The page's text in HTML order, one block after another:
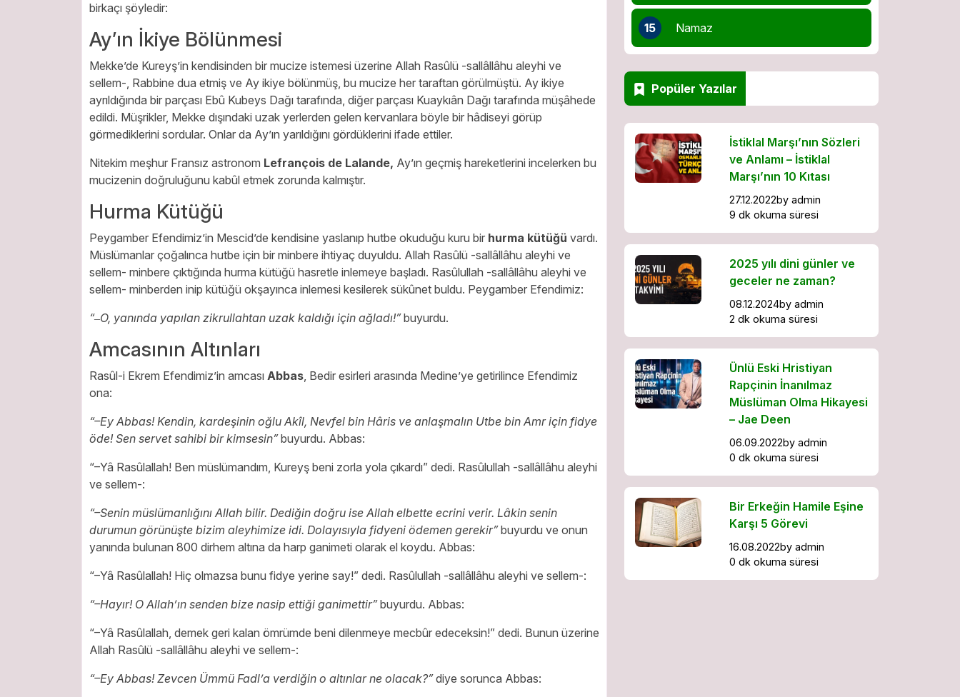
birkaçı şöyledir:
Ay’ın İkiye Bölünmesi
Mekke’de Kureyş’in kendisinden bir mucize istemesi üzerine Allah Rasûlü -sallâllâhu aleyhi ve
sellem-, Rabbine dua etmiş ve Ay ikiye bölünmüş, bu mucize her taraftan görülmüştü. Ay ikiye
ayrıldığında bir parçası Ebû Kubeys Dağı tarafında, diğer parçası Kuaykıân Dağı tarafında müşâhede
edildi. Müşrikler, Mekke dışındaki uzak yerlerden gelen kervanlara böyle bir hâdiseyi görüp
görmediklerini sordular. Onlar da Ay’ın yarıldığını gördüklerini ifade ettiler.
Nitekim meşhur Fransız astronom Lefrançois de Lalande, Ay’ın geçmiş hareketlerini ince­lerken bu
mucizenin doğruluğunu kabûl etmek zorunda kalmıştır.
Hurma Kütüğü
Peygamber Efendimiz’in Mescid’de kendisine yaslanıp hutbe okuduğu kuru bir hurma kütüğü vardı.
Müslümanlar çoğalınca hutbe için bir minbere ihtiyaç duyuldu. Allah Rasûlü -sallâllâhu aleyhi ve
sellem- minbere çıktığında hurma kütüğü hasretle inlemeye başladı. Rasûlullah -sallâllâhu aleyhi ve
sellem- minberden inip kütüğü okşayınca inlemesi kesilerek sükûnet buldu. Peygamber Efendimiz:
“‒O, yanında yapılan zikrullahtan uzak kaldığı için ağladı!”buyurdu.
Amcasının Altınları
Rasûl-i Ekrem Efendimiz’in amcası Abbas, Bedir esirleri arasında Medine’ye getirilince Efendimiz
ona:
“–Ey Abbas! Kendin, kardeşinin oğlu Akîl, Nevfel bin Hâris ve anlaşmalın Utbe bin Amr için fidye
öde! Sen servet sahibi bir kimsesin”buyurdu. Abbas:
“–Yâ Rasûlallah! Ben müslümandım, Kureyş beni zorla yola çıkardı” dedi. Rasûlullah -sallâllâhu aleyhi
ve sellem-:
“–Senin müslümanlığını Allah bilir. Dediğin doğru ise Allah elbette ecrini verir. Lâkin senin
durumun görünüşte bizim aleyhimize idi. Dolayısıyla fidyeni ödemen gerekir”buyurdu ve onun
yanında bulunan 800 dirhem altına da harp ganimeti olarak el koydu. Abbas:
“–Yâ Rasûlallah! Hiç olmazsa bunu fidye yerine say!” dedi. Rasûlullah -sallâllâhu aleyhi ve sellem-:
“–Hayır! O Allah’ın senden bize nasip ettiği ganimettir”buyurdu. Abbas:
“–Yâ Rasûlallah, demek geri kalan ömrümde beni dilenmeye mecbûr edeceksin!” dedi. Bunun üzerine
Allah Rasûlü -sallâllâhu aleyhi ve sellem-:
“–Ey Abbas! Zevcen Ümmü Fadl’a verdiğin o altınlar ne olacak?”diye sorunca Abbas:
15 Namaz
Popüler Yazılar
İstiklal Marşı’nın Sözleri
ve Anlamı – İstiklal
Marşı’nın 10 Kıtası
27.12.2022by admin
9 dk okuma süresi
2025 yılı dini günler ve
geceler ne zaman?
08.12.2024by admin
2 dk okuma süresi
Ünlü Eski Hristiyan
Rapçinin İnanılmaz
Müslüman Olma Hikayesi
– Jae Deen
06.09.2022by admin
0 dk okuma süresi
Bir Erkeğin Hamile Eşine
Karşı 5 Görevi
16.08.2022by admin
0 dk okuma süresi